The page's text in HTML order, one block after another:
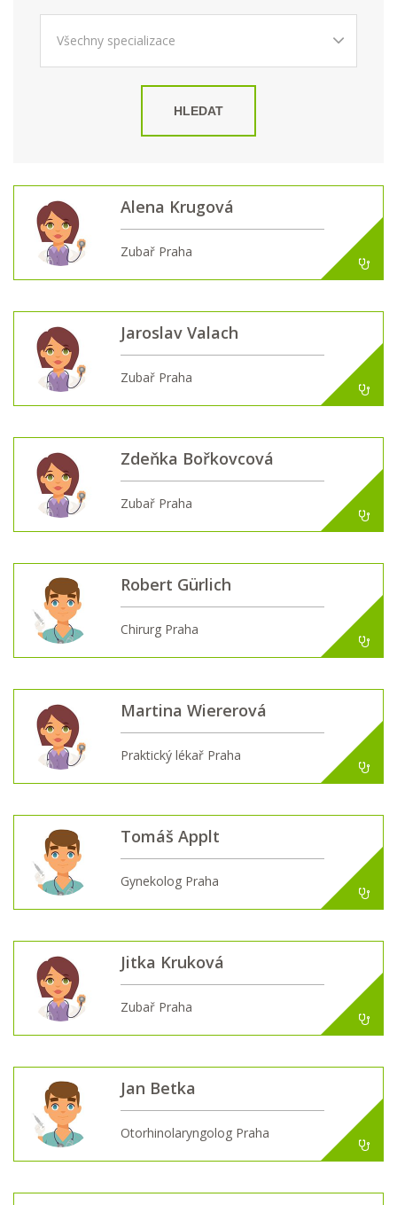
HLEDAT
Alena Krugová
Zubař Praha
Jaroslav Valach
Zubař Praha
Zdeňka Bořkovcová
Zubař Praha
Robert Gürlich
Chirurg Praha
Martina Wiererová
Praktický lékař Praha
Tomáš Applt
Gynekolog Praha
Jitka Kruková
Zubař Praha
Jan Betka
Otorhinolaryngolog Praha